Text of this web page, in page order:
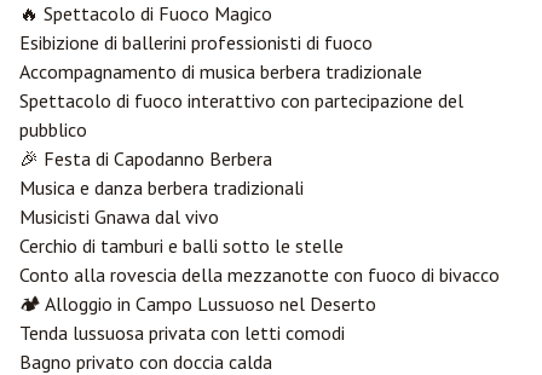
🔥 Spettacolo di Fuoco Magico
Esibizione di ballerini professionisti di fuoco
Accompagnamento di musica berbera tradizionale
Spettacolo di fuoco interattivo con partecipazione del
pubblico
🎉 Festa di Capodanno Berbera
Musica e danza berbera tradizionali
Musicisti Gnawa dal vivo
Cerchio di tamburi e balli sotto le stelle
Conto alla rovescia della mezzanotte con fuoco di bivacco
🏕️ Alloggio in Campo Lussuoso nel Deserto
Tenda lussuosa privata con letti comodi
Bagno privato con doccia calda